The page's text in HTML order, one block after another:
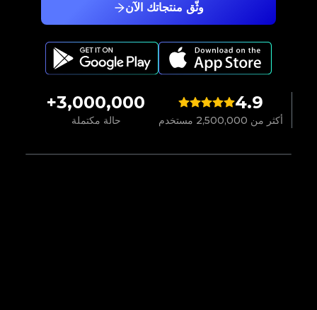
4.9
أكثر من 2,500,000 مستخدم
3,000,000+
حالة مكتملة
وثّق منتجاتك الآن